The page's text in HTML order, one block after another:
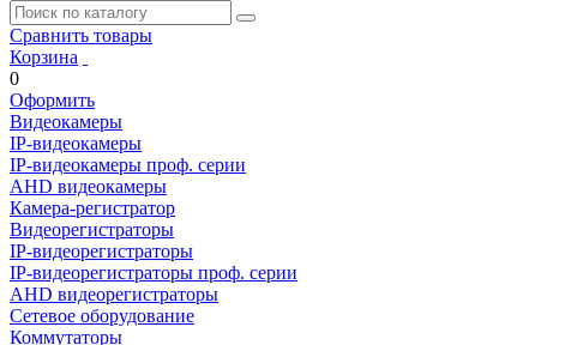
Сравнить товары
Корзина
0
Оформить
Видеокамеры
IP-видеокамеры
IP-видеокамеры проф. серии
AHD видеокамеры
Камера-регистратор
Видеорегистраторы
IP-видеорегистраторы
IP-видеорегистраторы проф. серии
AHD видеорегистраторы
Сетевое оборудование
Коммутаторы